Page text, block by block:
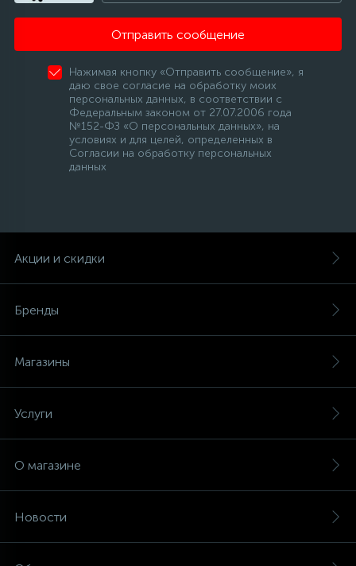
Отправить сообщение
Нажимая кнопку «Отправить сообщение», я
даю свое согласие на обработку моих
персональных данных, в соответствии с
Федеральным законом от 27.07.2006 года
№152-ФЗ «О персональных данных», на
условиях и для целей, определенных в
Согласии на обработку персональных
данных
Акции и скидки
Бренды
Магазины
Услуги
О магазине
Новости